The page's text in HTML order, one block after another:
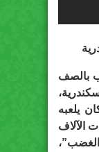
بالصف
يلعبه
الآلاف